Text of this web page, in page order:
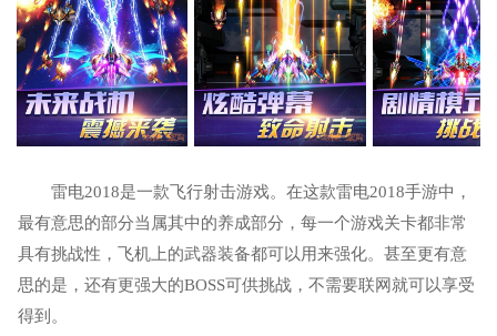
雷电2018是一款飞行射击游戏。在这款雷电2018手游中，
最有意思的部分当属其中的养成部分，每一个游戏关卡都非常
具有挑战性，飞机上的武器装备都可以用来强化。甚至更有意
思的是，还有更强大的BOSS可供挑战，不需要联网就可以享受
得到。